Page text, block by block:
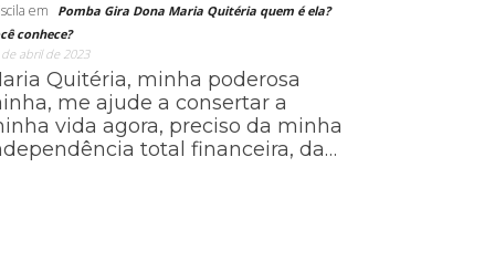
em
Pomba Gira Dona Maria Quitéria quem é ela?
conhece?
de abril de 2023
Quitéria, minha poderosa
me ajude a consertar a
vida agora, preciso da minha
total financeira, da…